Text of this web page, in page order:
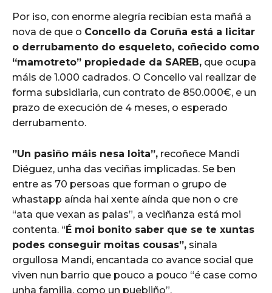
Por iso, con enorme alegría recibían esta mañá a
nova de que o Concello da Coruña está a licitar
o derrubamento do esqueleto, coñecido como
“mamotreto” propiedade da SAREB, que ocupa
máis de 1.000 cadrados. O Concello vai realizar de
forma subsidiaria, cun contrato de 850.000€, e un
prazo de execución de 4 meses, o esperado
derrubamento.
”Un pasiño máis nesa loita”, recoñece Mandi
Diéguez, unha das veciñas implicadas. Se ben
entre as 70 persoas que forman o grupo de
whastapp aínda hai xente aínda que non o cre
“ata que vexan as palas”, a veciñanza está moi
contenta. “ É moi bonito saber que se te xuntas
podes conseguir moitas cousas”, sinala
orgullosa Mandi, encantada co avance social que
viven nun barrio que pouco a pouco “é case como
unha familia, como un puebliño”.